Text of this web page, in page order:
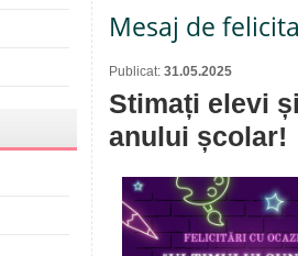
Mesaj de
Publicat: 31.05.2025
Stimați elevi
anului școlar!